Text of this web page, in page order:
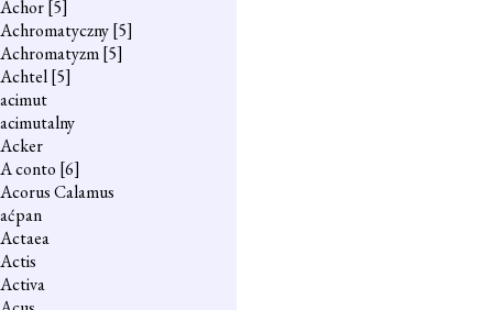
Achor[5]
Achromatyczny[5]
Achromatyzm[5]
Achtel[5]
acimut
acimutalny
Acker
A conto [6]
Acorus Calamus
aćpan
Actaea
Actis
Activa